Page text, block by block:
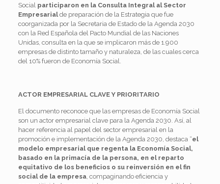
Social participaron en la Consulta Integral al Sector
Empresarialde preparación de la Estrategia que fue
coorganizada por la Secretaria de Estado de la Agenda 2030
con la Red Española del Pacto Mundial de las Naciones
Unidas, consulta en la que se implicaron más de 1.900
empresas de distinto tamaño y naturaleza, de las cuales cerca
del 10% fueron de Economía Social.
ACTOR EMPRESARIAL CLAVE Y PRIORITARIO
El documento reconoce que las empresas de Economía Social
son un actor empresarial clave para la Agenda 2030. Así, al
hacer referencia al papel del sector empresarial en la
promoción e implementación de la Agenda 2030, destaca “el
modelo empresarial que regenta la Economía Social,
basado en la primacía de la persona, en el reparto
equitativo de los beneficios o su reinversión en el fin
social de la empresa, compaginando eficiencia y